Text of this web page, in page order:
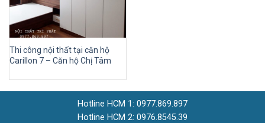
Thi công nội thất tại căn hộ
Carillon 7 – Căn hộ Chị Tâm
Hotline HCM 1: 0977.869.897
Hotline HCM 2: 0976.8545.39